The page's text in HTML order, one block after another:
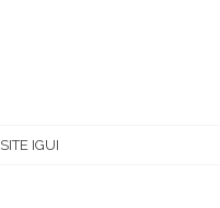
SITE IGUI